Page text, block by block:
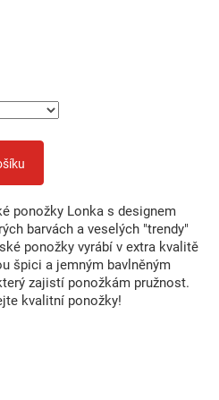
ponožky Lonka s designem
barvách a veselých "trendy"
ponožky vyrábí v extra kvalitě
špici a jemným bavlněným
zajistí ponožkám pružnost.
kvalitní ponožky!